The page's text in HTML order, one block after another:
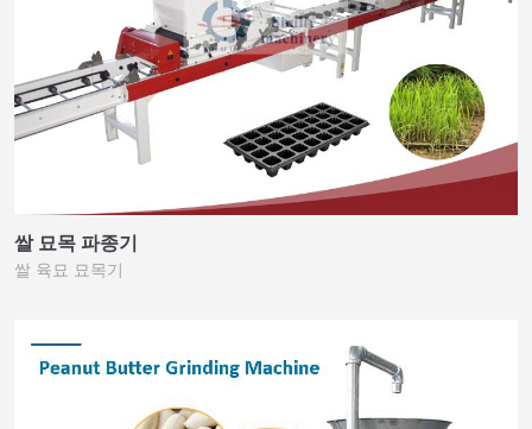
쌀 묘목 파종기
쌀 육묘 묘목기